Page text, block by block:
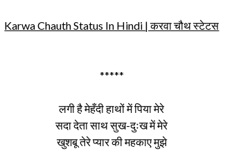
Karwa Chauth Status In Hindi | करवा चौथ स्टेटस
*****
लगी है मेहँदी हाथों में पिया मेरे
सदा देता साथ सुख-दुःख में मेरे
खुशबू तेरे प्यार की महकाए मुझे